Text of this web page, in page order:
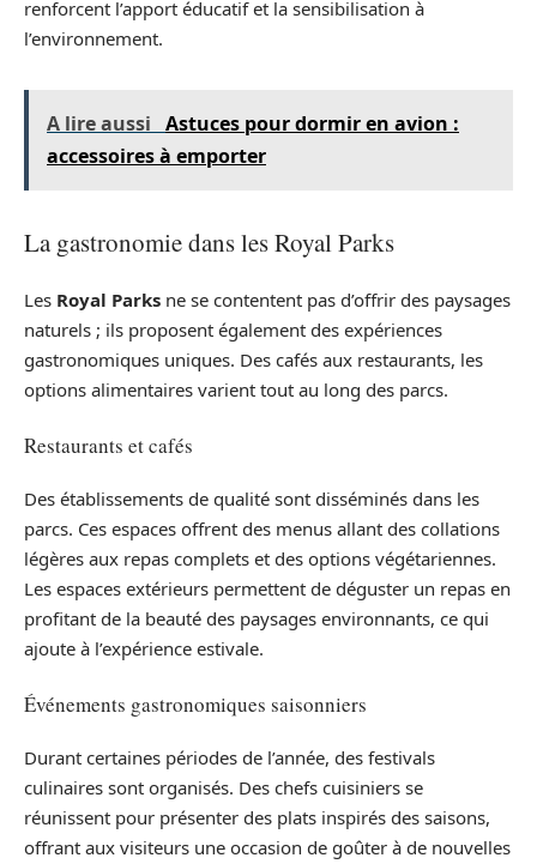
renforcent l’apport éducatif et la sensibilisation à
l’environnement.
A lire aussi Astuces pour dormir en avion :
accessoires à emporter
La gastronomie dans les Royal Parks
Les Royal Parks ne se contentent pas d’offrir des paysages
naturels ; ils proposent également des expériences
gastronomiques uniques. Des cafés aux restaurants, les
options alimentaires varient tout au long des parcs.
Restaurants et cafés
Des établissements de qualité sont disséminés dans les
parcs. Ces espaces offrent des menus allant des collations
légères aux repas complets et des options végétariennes.
Les espaces extérieurs permettent de déguster un repas en
profitant de la beauté des paysages environnants, ce qui
ajoute à l’expérience estivale.
Événements gastronomiques saisonniers
Durant certaines périodes de l’année, des festivals
culinaires sont organisés. Des chefs cuisiniers se
réunissent pour présenter des plats inspirés des saisons,
offrant aux visiteurs une occasion de goûter à de nouvelles